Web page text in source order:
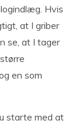
Hvis
at I griber
se, at I tager
en som
starte med at